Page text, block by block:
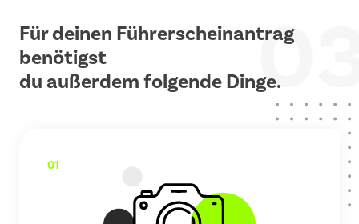
Für deinen Führerscheinantrag
benötigst
du außerdem folgende Dinge.
01